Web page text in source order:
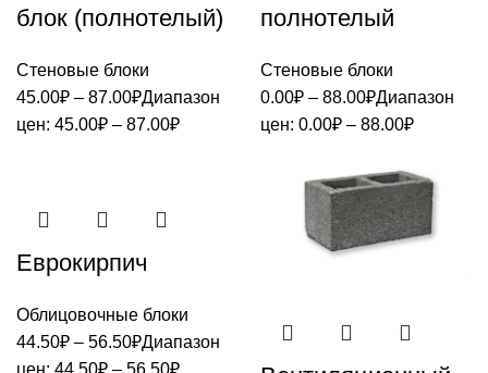
блок (полнотелый)
Стеновые блоки
45.00₽ – 87.00₽Диапазон
цен: 45.00₽ – 87.00₽
полнотелый
Стеновые блоки
0.00₽ – 88.00₽Диапазон
цен: 0.00₽ – 88.00₽
Еврокирпич
Облицовочные блоки
44.50₽ – 56.50₽Диапазон
цен: 44.50₽ – 56.50₽